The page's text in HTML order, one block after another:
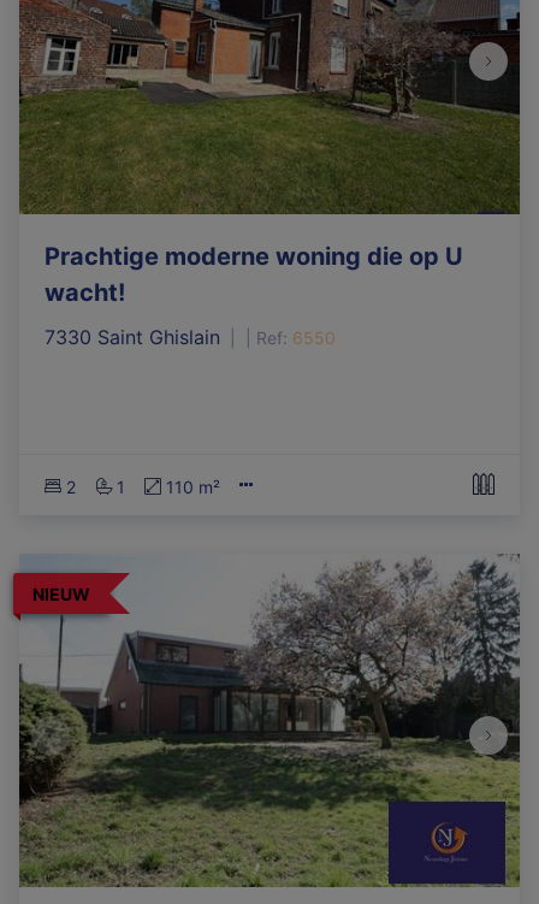
Prachtige moderne woning die op U
wacht!
7330 Saint Ghislain Ref: 6550
2 1 110 m²
NIEUW